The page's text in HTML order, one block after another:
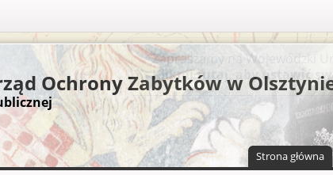
Ochrony Zabytków w
Strona główna